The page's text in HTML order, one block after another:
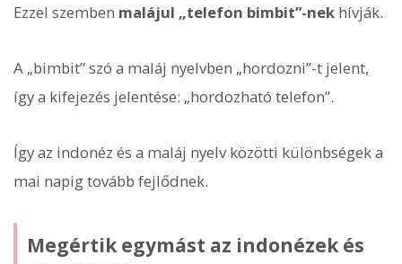
Ezzel szemben malájul „telefon bimbit”-nek hívják.
A „bimbit” szó a maláj nyelvben „hordozni”-t jelent,
így a kifejezés jelentése: „hordozható telefon”.
Így az indonéz és a maláj nyelv közötti különbségek a
mai napig tovább fejlődnek.
Megértik egymást az indonézek és